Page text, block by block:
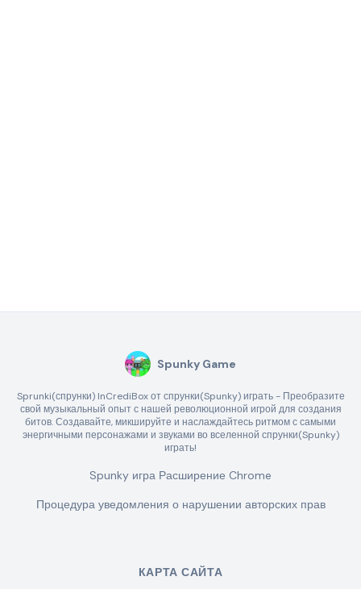
Spunky Game
Sprunki(спрунки) InCrediBox от спрунки(Spunky) играть - Преобразите
свой музыкальный опыт с нашей революционной игрой для создания
битов. Создавайте, микшируйте и наслаждайтесь ритмом с самыми
энергичными персонажами и звуками во вселенной спрунки(Spunky)
играть!
Spunky игра Расширение Chrome
Процедура уведомления о нарушении авторских прав
КАРТА САЙТА